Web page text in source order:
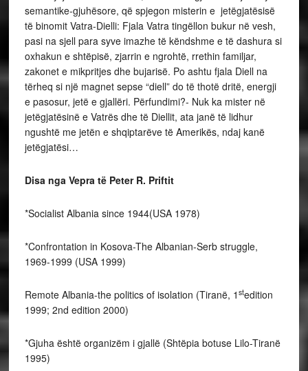
semantike-gjuhësore, që spjegon misterin e jetëgjatësisë
të binomit Vatra-Dielli: Fjala Vatra tingëllon bukur në vesh,
pasi na sjell para syve imazhe të këndshme e të dashura si
oxhakun e shtëpisë, zjarrin e ngrohtë, rrethin familjar,
zakonet e mikpritjes dhe bujarisë. Po ashtu fjala Diell na
tërheq si një magnet sepse “diell” do të thotë dritë, energji
e pasosur, jetë e gjallëri. Përfundimi?- Nuk ka mister në
jetëgjatësinë e Vatrës dhe të Diellit, ata janë të lidhur
ngushtë me jetën e shqiptarëve të Amerikës, ndaj kanë
jetëgjatësi…
Disa nga Vepra të Peter R. Priftit
*Socialist Albania since 1944(USA 1978)
*Confrontation in Kosova-The Albanian-Serb struggle,
1969-1999 (USA 1999)
Remote Albania-the politics of isolation (Tiranë, 1 stedition
1999; 2nd edition 2000)
*Gjuha është organizëm i gjallë (Shtëpia botuse Lilo-Tiranë
1995)